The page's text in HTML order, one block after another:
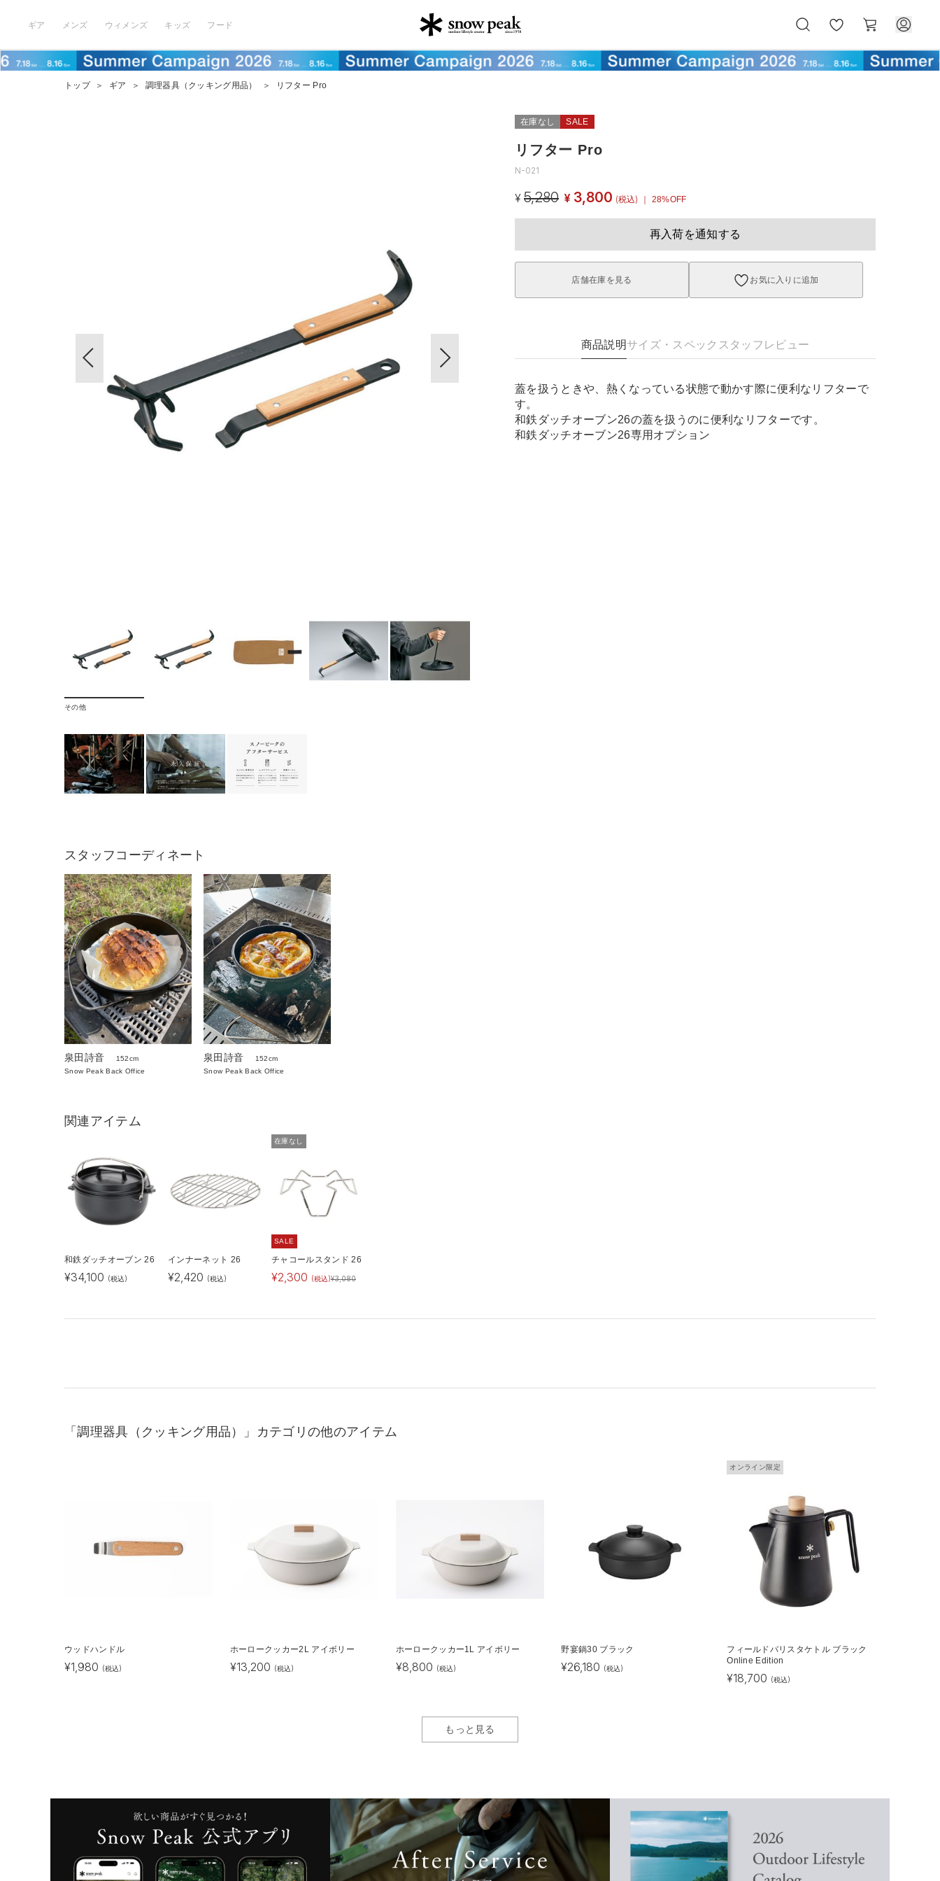
ギア メンズ ウィメンズ キッズ フード
気
に
ー
ト
トップ ＞ ギア ＞ 調理器具（クッキング用品） ＞ リフター Pro
その他
在庫なし SALE
リフター Pro
N-021
¥ 5,280 ¥ 3,800 (税込) ｜ 28%OFF
再入荷を通知する
店舗在庫を見る お気に入りに追加
商品説明サイズ・スペック スタッフレビュー
蓋を扱うときや、熱くなっている状態で動かす際に便利なリフターで
す。
和鉄ダッチオーブン26の蓋を扱うのに便利なリフターです。
和鉄ダッチオーブン26専用オプション
スタッフコーディネート
泉田詩音
152cm
Snow Peak Back Office
泉田詩音
152cm
Snow Peak Back Office
関連アイテム
和鉄ダッチオーブン 26
¥34,100 (税込)
インナーネット 26
¥2,420 (税込)
在庫なし
SALE
チャコールスタンド 26
¥2,300 (税込)¥3,080
「調理器具（クッキング用品）」カテゴリの他のアイテム
ウッドハンドル
¥1,980 (税込)
ホーロークッカー2L アイボリー
¥13,200 (税込)
ホーロークッカー1L アイボリー
¥8,800 (税込)
野宴鍋30 ブラック
¥26,180 (税込)
オンライン限定
フィールドバリスタケトル ブラック
Online Edition
¥18,700 (税込)
もっと見る